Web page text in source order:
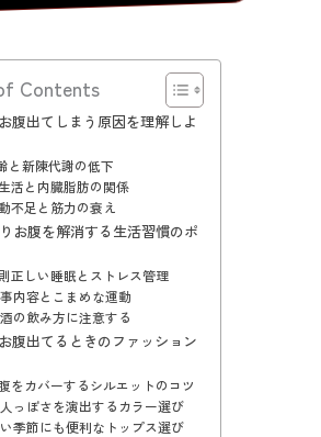
Contents
腹出てしまう原因を理解しよ
と新陳代謝の低下
活と内臓脂肪の関係
不足と筋力の衰え
お腹を解消する生活習慣のポ
正しい睡眠とストレス管理
内容とこまめな運動
の飲み方に注意する
腹出てるときのファッション
をカバーするシルエットのコツ
っぽさを演出するカラー選び
季節にも便利なトップス選び